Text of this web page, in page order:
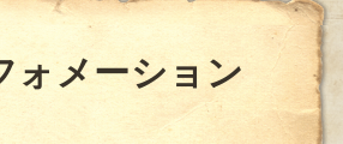
ォメーション